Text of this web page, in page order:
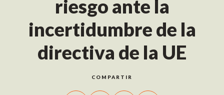
riesgo ante la
incertidumbre de la
directiva de la UE
COMPARTIR